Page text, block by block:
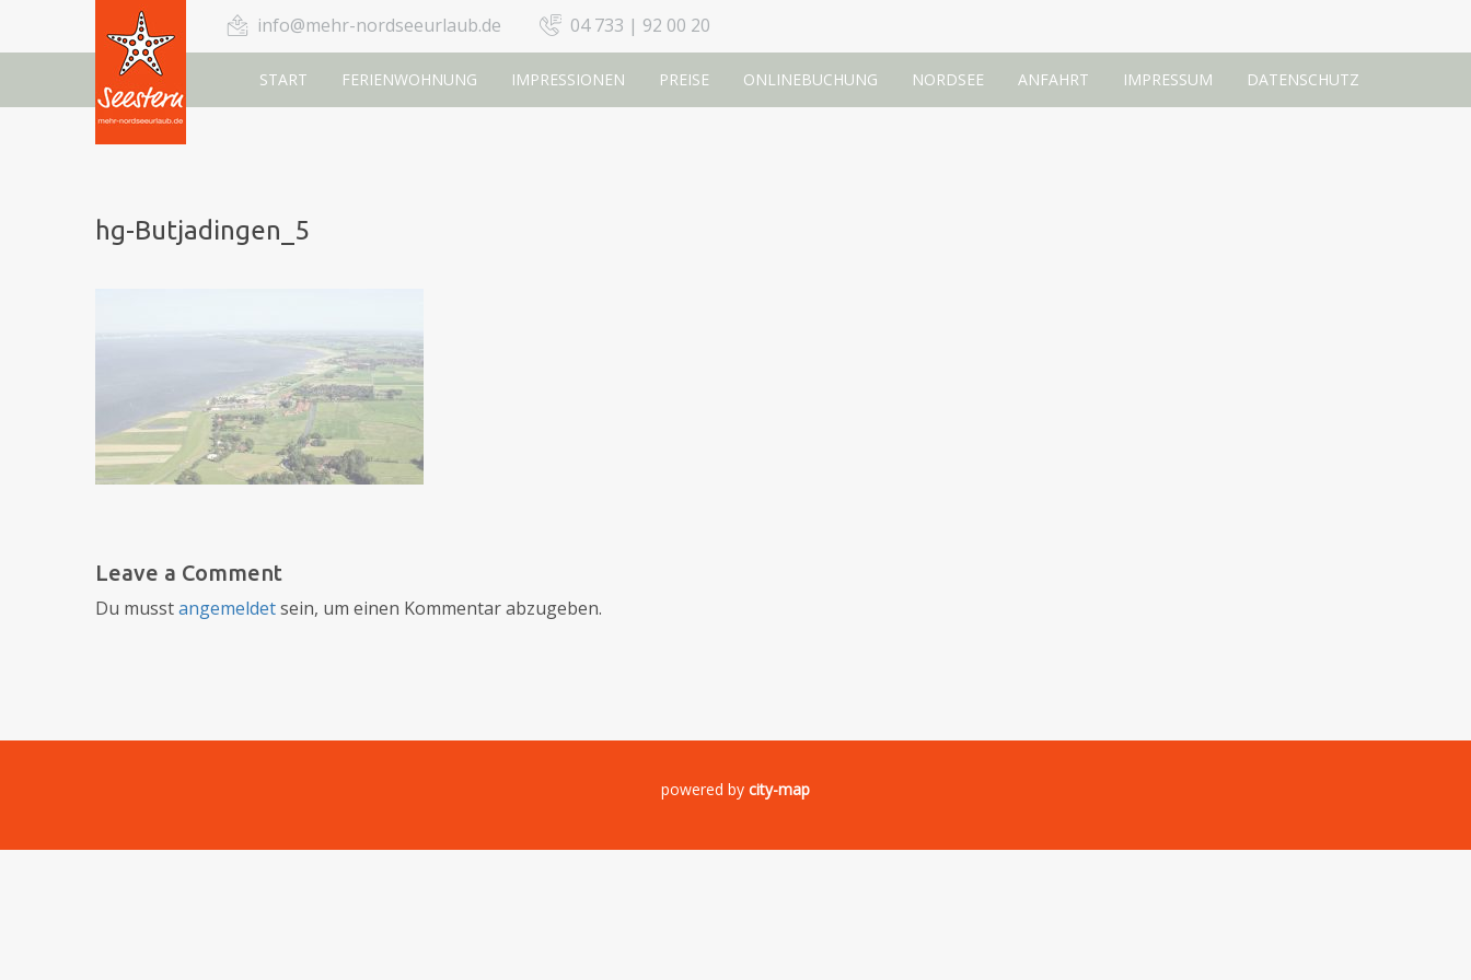
info@mehr-nordseeurlaub.de 04 733 | 92 00 20
START FERIENWOHNUNG IMPRESSIONEN PREISE ONLINEBUCHUNG NORDSEE ANFAHRT IMPRESSUM DATENSCHUTZ
hg-Butjadingen_5
Leave a Comment
Du musstangemeldetsein, um einen Kommentar abzugeben.
powered by city-map